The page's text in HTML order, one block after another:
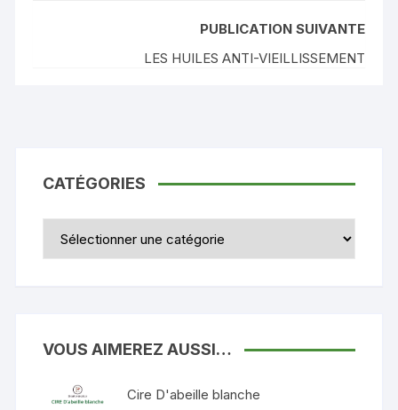
PUBLICATION SUIVANTE
LES HUILES ANTI-VIEILLISSEMENT
CATÉGORIES
VOUS AIMEREZ AUSSI…
Cire D'abeille blanche